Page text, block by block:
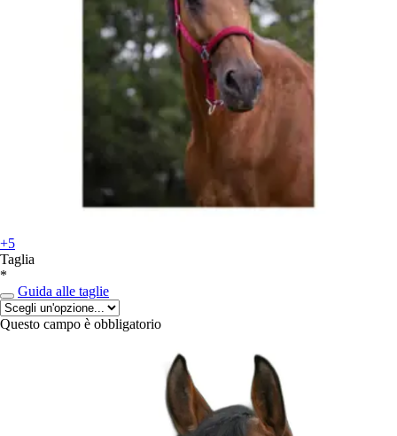
+5
Taglia
*
Guida alle taglie
Questo campo è obbligatorio